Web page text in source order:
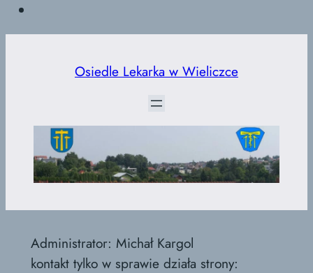
Osiedle Lekarka w Wieliczce
Administrator: Michał Kargol
kontakt tylko w sprawie działa strony: